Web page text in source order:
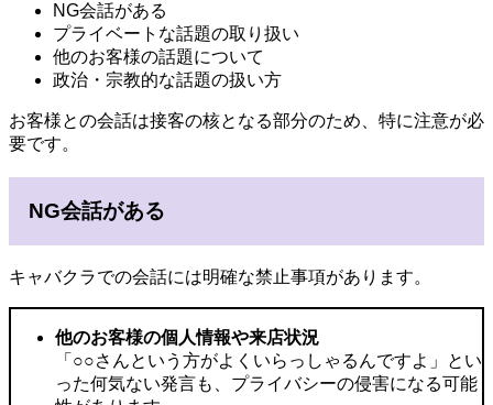
NG会話がある
プライベートな話題の取り扱い
他のお客様の話題について
政治・宗教的な話題の扱い方
お客様との会話は接客の核となる部分のため、特に注意が必
要です。
NG会話がある
キャバクラでの会話には明確な禁止事項があります。
他のお客様の個人情報や来店状況
「○○さんという方がよくいらっしゃるんですよ」とい
った何気ない発言も、プライバシーの侵害になる可能